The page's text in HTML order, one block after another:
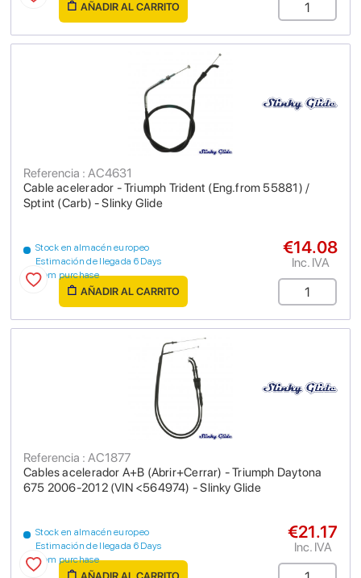
AÑADIR AL CARRITO
Cable acelerador - Triumph Trident (Eng.from 55881) /
Sptint (Carb) - Slinky Glide
Referencia : AC4631
Stock en almacén europeo
Estimación de llegada 6 Days
from purchase
€14.08
Inc. IVA
AÑADIR AL CARRITO
Cables acelerador A+B (Abrir+Cerrar) - Triumph Daytona
675 2006-2012 (VIN <564974) - Slinky Glide
Referencia : AC1877
Stock en almacén europeo
Estimación de llegada 6 Days
from purchase
€21.17
Inc. IVA